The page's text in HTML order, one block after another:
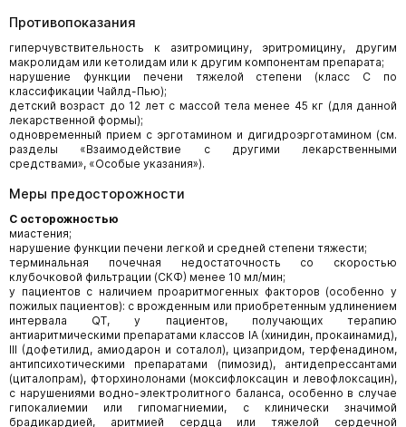
Противопоказания
гиперчувствительность к азитромицину, эритромицину, другим
макролидам или кетолидам или к другим компонентам препарата;
нарушение функции печени тяжелой степени (класс С по
классификации Чайлд-Пью);
детский возраст до 12 лет с массой тела менее 45 кг (для данной
лекарственной формы);
одновременный прием с эрготамином и дигидроэрготамином (см.
разделы «Взаимодействие с другими лекарственными
средствами», «Особые указания»).
Меры предосторожности
С осторожностью
миастения;
нарушение функции печени легкой и средней степени тяжести;
терминальная почечная недостаточность со скоростью
клубочковой фильтрации (СКФ) менее 10 мл/мин;
у пациентов с наличием проаритмогенных факторов (особенно у
пожилых пациентов): с врожденным или приобретенным удлинением
интервала QT, у пациентов, получающих терапию
антиаритмическими препаратами классов IA (хинидин, прокаинамид),
III (дофетилид, амиодарон и соталол), цизапридом, терфенадином,
антипсихотическими препаратами (пимозид), антидепрессантами
(циталопрам), фторхинолонами (моксифлоксацин и левофлоксацин),
с нарушениями водно-электролитного баланса, особенно в случае
гипокалиемии или гипомагниемии, с клинически значимой
брадикардией, аритмией сердца или тяжелой сердечной